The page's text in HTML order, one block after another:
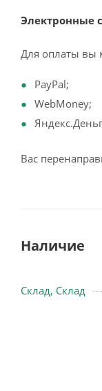
Электронные
Для оплаты вы
PayPal;
WebMoney;
Вас
Наличие
Склад, Склад